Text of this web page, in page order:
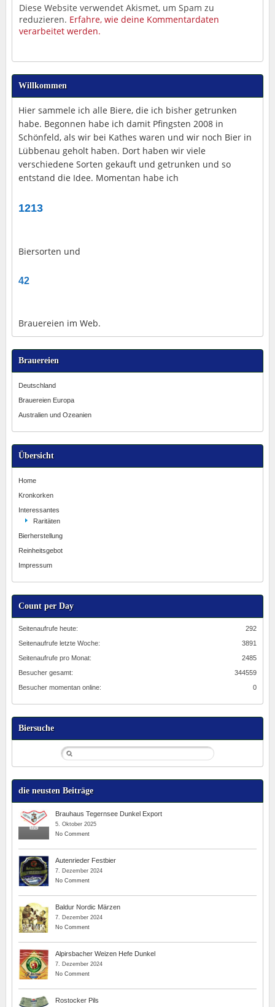
Diese Website verwendet Akismet, um Spam zu
reduzieren. Erfahre, wie deine Kommentardaten
verarbeitet werden.
Willkommen
Hier sammele ich alle Biere, die ich bisher getrunken
habe. Begonnen habe ich damit Pfingsten 2008 in
Schönfeld, als wir bei Kathes waren und wir noch Bier in
Lübbenau geholt haben. Dort haben wir viele
verschiedene Sorten gekauft und getrunken und so
entstand die Idee. Momentan habe ich
1213
Biersorten und
42
Brauereien im Web.
Brauereien
Deutschland
Brauereien Europa
Australien und Ozeanien
Übersicht
Home
Kronkorken
Interessantes
Raritäten
Bierherstellung
Reinheitsgebot
Impressum
Count per Day
292
Seitenaufrufe heute:
3891
Seitenaufrufe letzte Woche:
2485
Seitenaufrufe pro Monat:
344559
Besucher gesamt:
0
Besucher momentan online:
Biersuche
die neusten Beiträge
Brauhaus Tegernsee Dunkel Export
5. Oktober 2025
No Comment
Autenrieder Festbier
7. Dezember 2024
No Comment
Baldur Nordic Märzen
7. Dezember 2024
No Comment
Alpirsbacher Weizen Hefe Dunkel
7. Dezember 2024
No Comment
Rostocker Pils